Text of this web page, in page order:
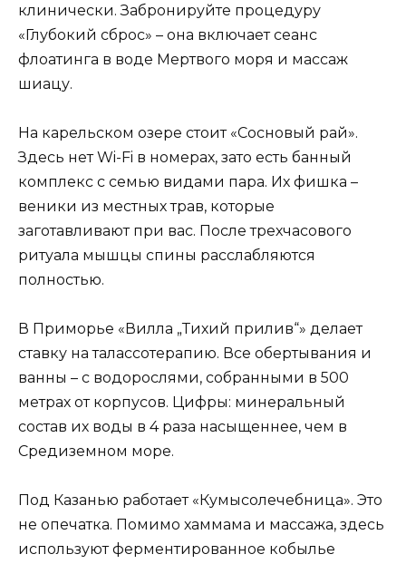
клинически. Забронируйте процедуру
«Глубокий сброс» – она включает сеанс
флоатинга в воде Мертвого моря и массаж
шиацу.
На карельском озере стоит «Сосновый рай».
Здесь нет Wi-Fi в номерах, зато есть банный
комплекс с семью видами пара. Их фишка –
веники из местных трав, которые
заготавливают при вас. После трехчасового
ритуала мышцы спины расслабляются
полностью.
В Приморье «Вилла „Тихий прилив“» делает
ставку на талассотерапию. Все обертывания и
ванны – с водорослями, собранными в 500
метрах от корпусов. Цифры: минеральный
состав их воды в 4 раза насыщеннее, чем в
Средиземном море.
Под Казанью работает «Кумысолечебница». Это
не опечатка. Помимо хаммама и массажа, здесь
используют ферментированное кобылье